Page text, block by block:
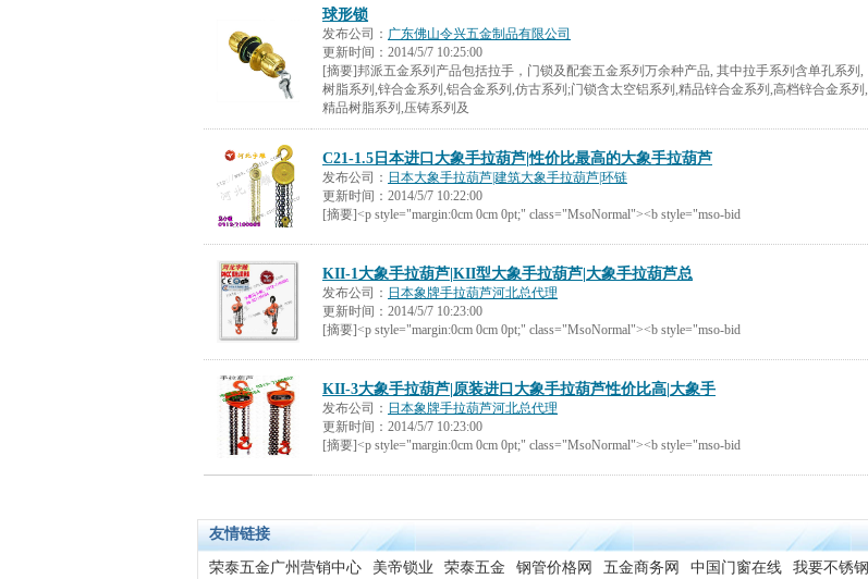
球形锁
发布公司： 广东佛山令兴五金制品有限公司
更新时间： 2014/5/7 10:25:00
[摘要]邦派五金系列产品包括拉手，门锁及配套五金系列万余种产品, 其中拉手系列含单孔系列,
树脂系列,锌合金系列,铝合金系列,仿古系列;门锁含太空铝系列,精品锌合金系列,高档锌合金系列,
精品树脂系列,压铸系列及
C21-1.5日本进口大象手拉葫芦|性价比最高的大象手拉葫芦
发布公司： 日本大象手拉葫芦|建筑大象手拉葫芦|环链
更新时间： 2014/5/7 10:22:00
[摘要]<p style="margin:0cm 0cm 0pt;" class="MsoNormal"><b style="mso-bid
KII-1大象手拉葫芦|KII型大象手拉葫芦|大象手拉葫芦总
发布公司： 日本象牌手拉葫芦河北总代理
更新时间： 2014/5/7 10:23:00
[摘要]<p style="margin:0cm 0cm 0pt;" class="MsoNormal"><b style="mso-bid
KII-3大象手拉葫芦|原装进口大象手拉葫芦性价比高|大象手
发布公司： 日本象牌手拉葫芦河北总代理
更新时间： 2014/5/7 10:23:00
[摘要]<p style="margin:0cm 0cm 0pt;" class="MsoNormal"><b style="mso-bid
友情链接
荣泰五金广州营销中心 美帝锁业 荣泰五金 钢管价格网 五金商务网 中国门窗在线 我要不锈钢